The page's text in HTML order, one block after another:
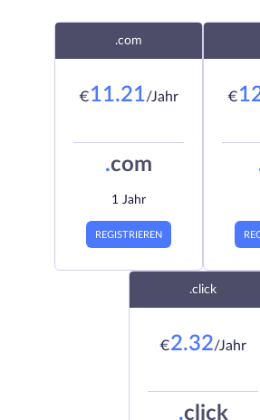
.com
€11.21/Jahr
.com
1 Jahr
REGISTRIEREN
€
.click
€2.32/Jahr
.click